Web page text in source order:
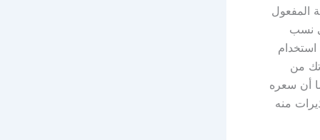
المفعول
نسب
من
أن سعره
منه